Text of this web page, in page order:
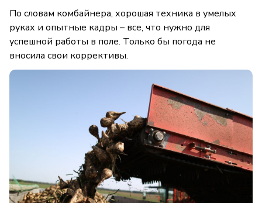
По словам комбайнера, хорошая техника в умелых
руках и опытные кадры – все, что нужно для
успешной работы в поле. Только бы погода не
вносила свои коррективы.